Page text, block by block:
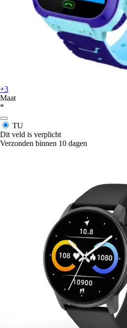
+3
Maat
*
TU
Dit veld is verplicht
Verzonden binnen 10 dagen